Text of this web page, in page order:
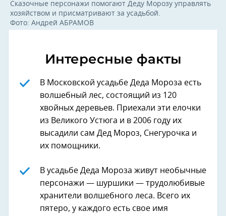
Сказочные персонажи помогают Деду Морозу управлять
хозяйством и присматривают за усадьбой.
Фото: Андрей АБРАМОВ
Интересные факты
В Московской усадьбе Деда Мороза есть
волшебный лес, состоящий из 120
хвойных деревьев. Приехали эти елочки
из Великого Устюга и в 2006 году их
высадили сам Дед Мороз, Снегурочка и
их помощники.
В усадьбе Деда Мороза живут необычные
персонажи — шуршики — трудолюбивые
хранители волшебного леса. Всего их
пятеро, у каждого есть свое имя